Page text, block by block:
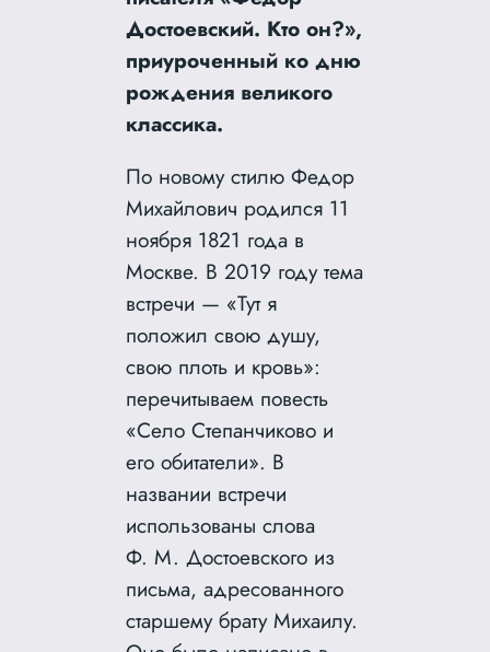
Достоевский. Кто он?»,
приуроченный ко дню
рождения великого
классика.
По новому стилю Федор
Михайлович родился 11
ноября 1821 года в
Москве. В 2019 году тема
встречи — «Тут я
положил свою душу,
свою плоть и кровь»:
перечитываем повесть
«Село Степанчиково и
его обитатели». В
названии встречи
использованы слова
Ф. М. Достоевского из
письма, адресованного
старшему брату Михаилу.